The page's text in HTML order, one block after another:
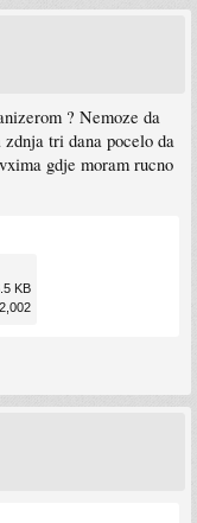
? Nemoze da
tri dana pocelo da
gdje moram rucno
KB
2,002